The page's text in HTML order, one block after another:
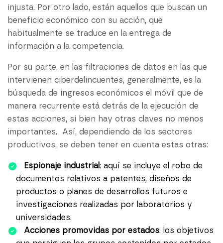
injusta. Por otro lado, están aquellos que buscan un
beneficio económico con su acción, que
habitualmente se traduce en la entrega de
información a la competencia.
Por su parte, en las filtraciones de datos en las que
intervienen ciberdelincuentes, generalmente, es la
búsqueda de ingresos económicos el móvil que de
manera recurrente está detrás de la ejecución de
estas acciones, si bien hay otras claves no menos
importantes. Así, dependiendo de los sectores
productivos, se deben tener en cuenta estas otras:
Espionaje industrial: aquí se incluye el robo de
documentos relativos a patentes, diseños de
productos o planes de desarrollos futuros e
investigaciones realizadas por laboratorios y
universidades.
Acciones promovidas por estados: los objetivos